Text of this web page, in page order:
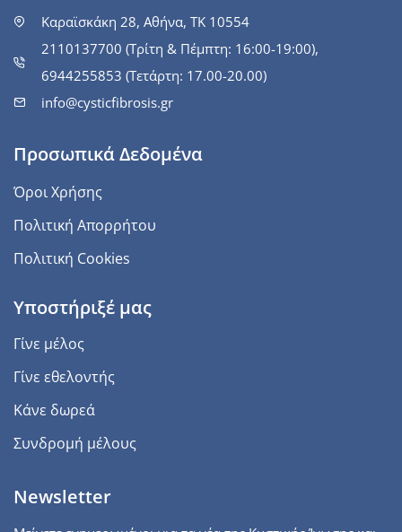
Καραϊσκάκη 28, Αθήνα, ΤΚ 10554
2110137700 (Τρίτη & Πέμπτη: 16:00-19:00),
6944255853 (Τετάρτη: 17.00-20.00)
info@cysticfibrosis.gr
Προσωπικά Δεδομένα
Όροι Χρήσης
Πολιτική Απορρήτου
Πολιτική Cookies
Υποστήριξέ μας
Γίνε μέλος
Γίνε εθελοντής
Κάνε δωρεά
Συνδρομή μέλους
Newsletter